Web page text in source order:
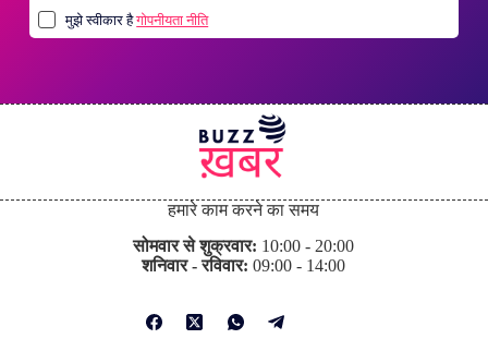
मुझे स्वीकार हैगोपनीयता नीति
हमारे काम करने का समय
सोमवार से शुक्रवार: 10:00 - 20:00
शनिवार - रविवार: 09:00 - 14:00